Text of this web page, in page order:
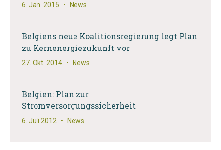
6. Jan. 2015 • News
Belgiens neue Koalitionsregierung legt Plan
zu Kernenergiezukunft vor
27. Okt. 2014 • News
Belgien: Plan zur
Stromversorgungssicherheit
6. Juli 2012 • News